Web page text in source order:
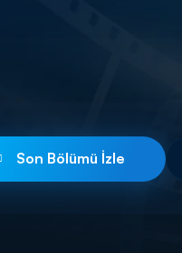
Son Bölümü İzle